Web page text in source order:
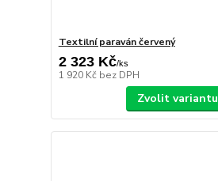
Textilní paraván červený
2 323 Kč/ks
1 920 Kč bez DPH
Zvolit variantu